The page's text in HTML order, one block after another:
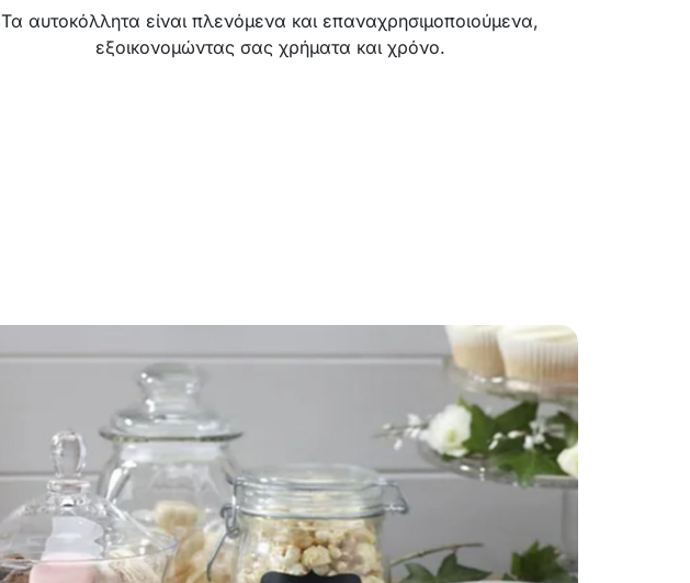
Τα αυτοκόλλητα είναι πλενόμενα και επαναχρησιμοποιούμενα,
εξοικονομώντας σας χρήματα και χρόνο.